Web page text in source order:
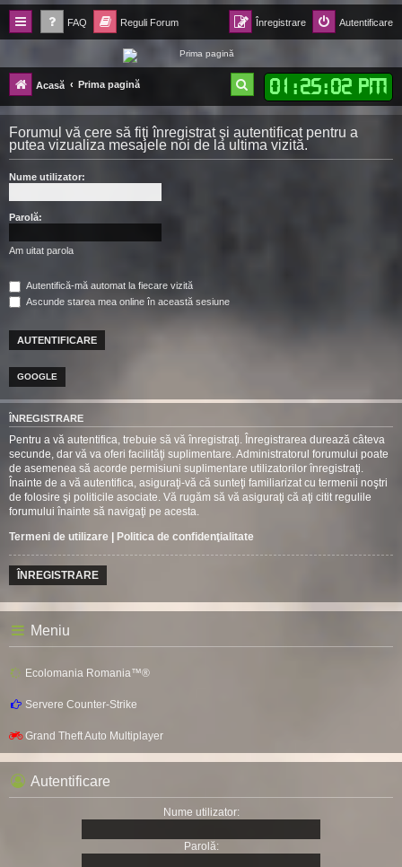
FAQ Reguli Forum Autentificare
Înregistrare
Forum Ecolomania™®
-= Idei pentru viitor =-
Acasă Prima pagină 01 :25:02 PM
ă
u
Forumul vă cere să fiţi înregistrat şi autentificat pentru a
putea vizualiza mesajele noi de la ultima vizită.
Nume utilizator:
Parolă:
Am uitat parola
Autentifică-mă automat la fiecare vizită
Ascunde starea mea online în această sesiune
GOOGLE
ÎNREGISTRARE
Pentru a vă autentifica, trebuie să vă înregistraţi. Înregistrarea durează câteva
secunde, dar vă va oferi facilităţi suplimentare. Administratorul forumului poate
de asemenea să acorde permisiuni suplimentare utilizatorilor înregistraţi.
Înainte de a vă autentifica, asiguraţi-vă că sunteţi familiarizat cu termenii noştri
de folosire şi politicile asociate. Vă rugăm să vă asiguraţi că aţi citit regulile
forumului înainte să navigaţi pe acesta.
Termeni de utilizare | Politica de confidenţialitate
ÎNREGISTRARE
Meniu
Ecolomania Romania™®
Servere Counter-Strike
Grand Theft Auto Multiplayer
Autentificare
Nume utilizator:
Parolă: